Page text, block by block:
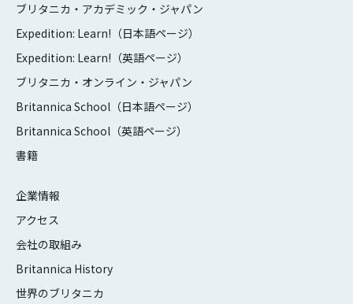
ブリタニカ・アカデミック・ジャパン
Expedition: Learn!（日本語ページ）
Expedition: Learn!（英語ページ）
ブリタニカ・オンライン・ジャパン
Britannica School（日本語ページ）
Britannica School（英語ページ）
書籍
企業情報
アクセス
会社の取組み
Britannica History
世界のブリタニカ